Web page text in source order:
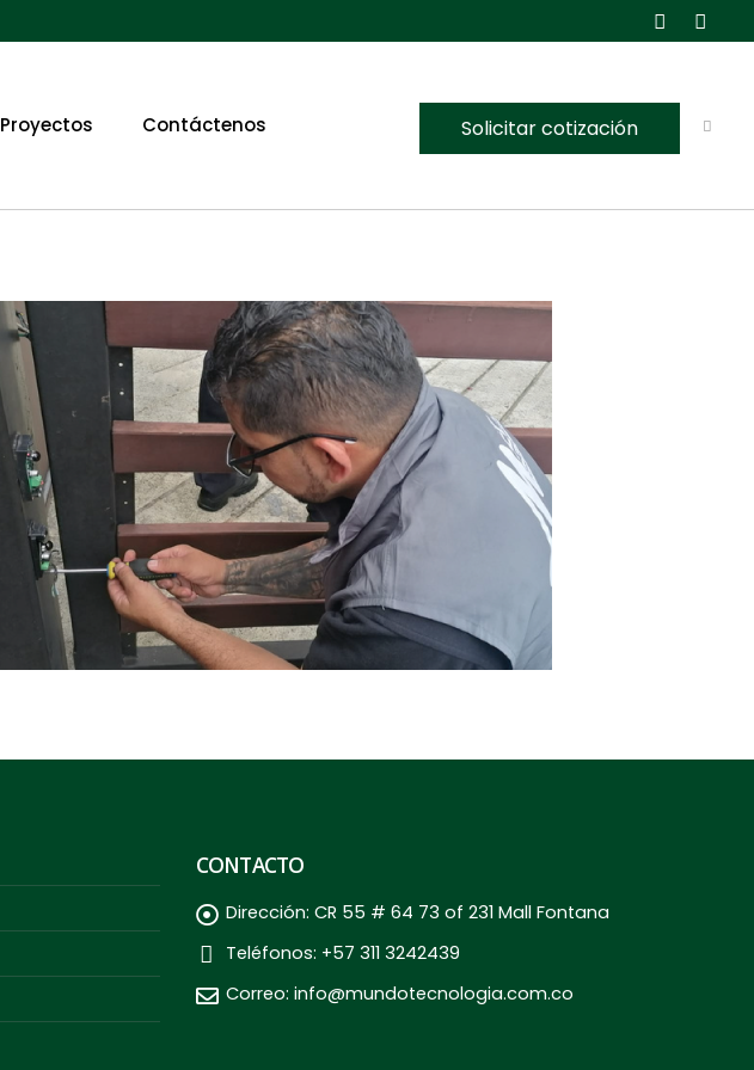
Proyectos Contáctenos Solicitar cotización
CONTACTO
Dirección: CR 55 # 64 73 of 231 Mall Fontana
Teléfonos: +57 311 3242439
Correo: info@mundotecnologia.com.co